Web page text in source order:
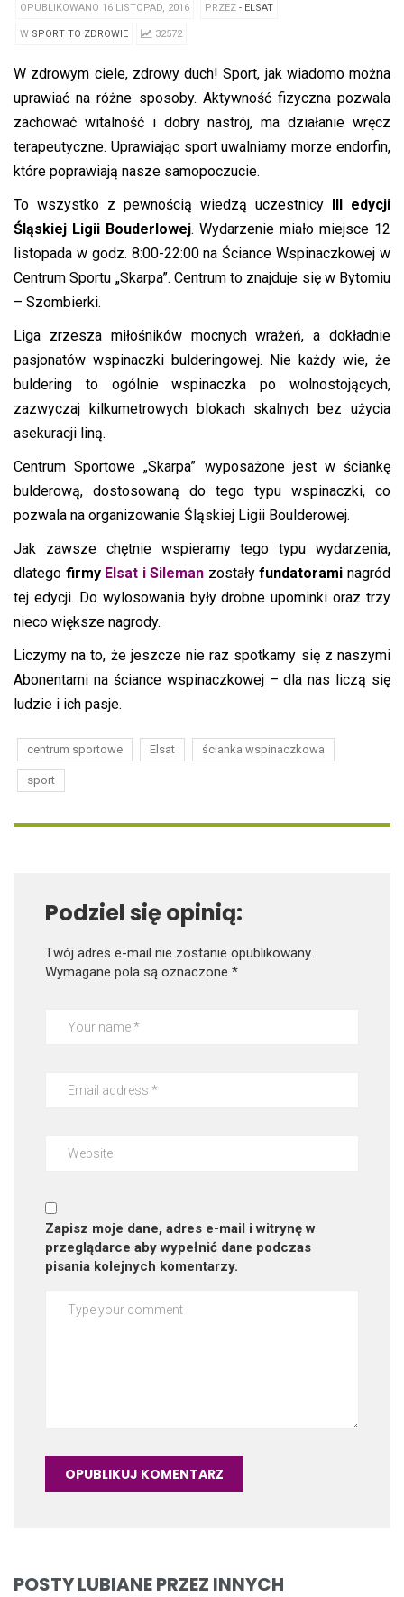
OPUBLIKOWANO 16 LISTOPAD, 2016 PRZEZ - ELSAT
W SPORT TO ZDROWIE 32572
W zdrowym ciele, zdrowy duch! Sport, jak wiadomo można
uprawiać na różne sposoby. Aktywność fizyczna pozwala
zachować witalność i dobry nastrój, ma działanie wręcz
terapeutyczne. Uprawiając sport uwalniamy morze endorfin,
które poprawiają nasze samopoczucie.
To wszystko z pewnością wiedzą uczestnicy III edycji
Śląskiej Ligii Bouderlowej. Wydarzenie miało miejsce 12
listopada w godz. 8:00-22:00 na Ściance Wspinaczkowej w
Centrum Sportu „Skarpa”. Centrum to znajduje się w Bytomiu
– Szombierki.
Liga zrzesza miłośników mocnych wrażeń, a dokładnie
pasjonatów wspinaczki bulderingowej. Nie każdy wie, że
buldering to ogólnie wspinaczka po wolnostojących,
zazwyczaj kilkumetrowych blokach skalnych bez użycia
asekuracji liną.
Centrum Sportowe „Skarpa” wyposażone jest w ściankę
bulderową, dostosowaną do tego typu wspinaczki, co
pozwala na organizowanie Śląskiej Ligii Boulderowej.
Jak zawsze chętnie wspieramy tego typu wydarzenia,
dlatego firmy Elsat i Sileman zostałyfundatorami nagród
tej edycji. Do wylosowania były drobne upominki oraz trzy
nieco większe nagrody.
Liczymy na to, że jeszcze nie raz spotkamy się z naszymi
Abonentami na ściance wspinaczkowej – dla nas liczą się
ludzie i ich pasje.
centrum sportowe Elsat ścianka wspinaczkowa
sport
Podziel się opinią:
Twój adres e-mail nie zostanie opublikowany.
Wymagane pola są oznaczone *
Zapisz moje dane, adres e-mail i witrynę w
przeglądarce aby wypełnić dane podczas
pisania kolejnych komentarzy.
POSTY LUBIANE PRZEZ INNYCH